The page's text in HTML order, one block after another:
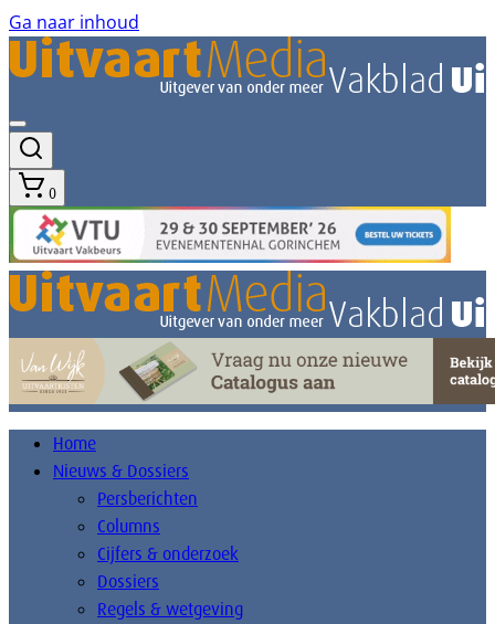
Ga naar inhoud
0
Home
Nieuws & Dossiers
Persberichten
Columns
Cijfers & onderzoek
Dossiers
Regels & wetgeving